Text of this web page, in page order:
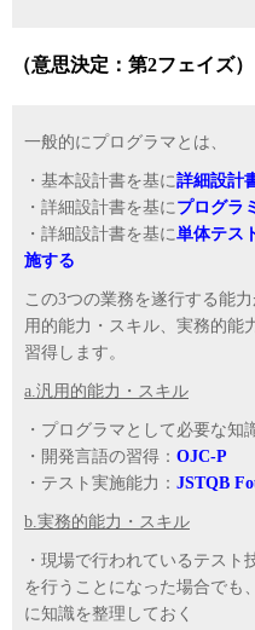
（意思決定：第2フェイズ）
一般的にプログラマとは、
・基本設計書を基に詳細設計
・詳細設計書を基にプログラ
・詳細設計書を基に単体テス
施する
この3つの業務を遂行する能
用的能力・スキル、実務的能
習得します。
a.汎用的能力・スキル
・プログラマとして必要な知
・開発言語の習得： OJC-P
・テスト実施能力： JSTQB
b.実務的能力・スキル
・現場で行われているテス
を行うことになった場合でも
に知識を整理しておく